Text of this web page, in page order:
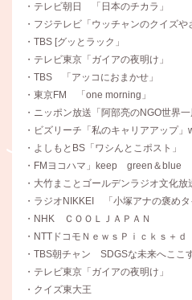
・テレビ朝日 「日本のチカラ」
・フジテレビ「ウッチャンのクイズ
・TBS [グッとラック」
・テレビ東京「ガイアの夜明け」
・TBS 「アッコにおまかせ」
・東京FM 「one morning」
・ニッポン放送「阿部亮のNGO世界
・ビズリーチ「私のキャリアアップ
・よしもとBS「ワシんとこポスト」
・FMヨコハマ」keep green＆blue
・大竹まことゴールデンラジオ文化放
・ラジオNIKKEI 「小塚アナの褒めタ
・NHK ＣＯＯＬＪＡＰＡＮ
・NTTドコモＮｅｗｓＰｉｃｋｓ＋ｄ
・TBS朝チャン SDGSな未来へここ
・テレビ東京「ガイアの夜明け」
・クイズ東大王